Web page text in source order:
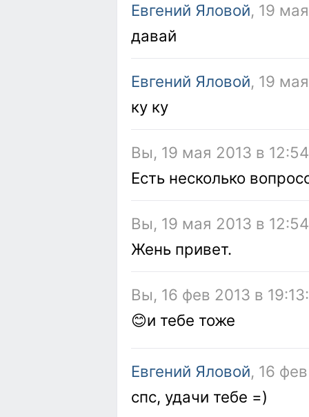
Евгений Яловой, 19
давай
Евгений Яловой, 19
ку ку
Вы, 19 мая 2013 в
Есть несколько
Вы, 19 мая 2013 в
Жень привет.
Вы, 16 фев 2013 в
😊и тебе тоже
Евгений Яловой, 16
спс, удачи тебе =)